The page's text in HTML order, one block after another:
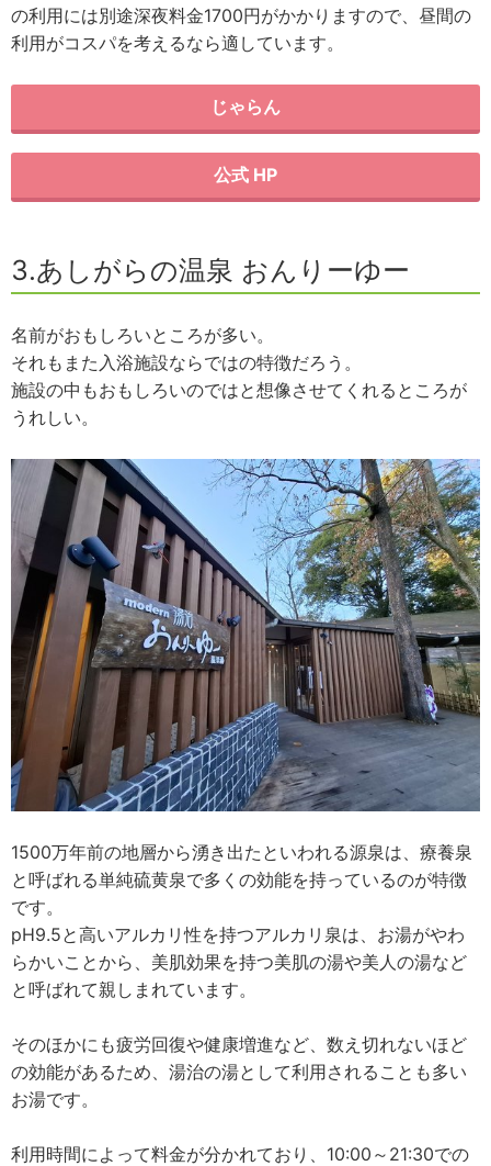
の利用には別途深夜料金1700円がかかりますので、昼間の
利用がコスパを考えるなら適しています。
じゃらん
公式 HP
3.あしがらの温泉 おんりーゆー
名前がおもしろいところが多い。
それもまた入浴施設ならではの特徴だろう。
施設の中もおもしろいのではと想像させてくれるところが
うれしい。
1500万年前の地層から湧き出たといわれる源泉は、療養泉
と呼ばれる単純硫黄泉で多くの効能を持っているのが特徴
です。
pH9.5と高いアルカリ性を持つアルカリ泉は、お湯がやわ
らかいことから、美肌効果を持つ美肌の湯や美人の湯など
と呼ばれて親しまれています。
そのほかにも疲労回復や健康増進など、数え切れないほど
の効能があるため、湯治の湯として利用されることも多い
お湯です。
利用時間によって料金が分かれており、10:00～21:30での